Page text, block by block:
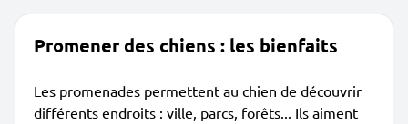
Promener des chiens : les bienfaits
Les promenades permettent au chien de découvrir
différents endroits : ville, parcs, forêts... Ils aiment